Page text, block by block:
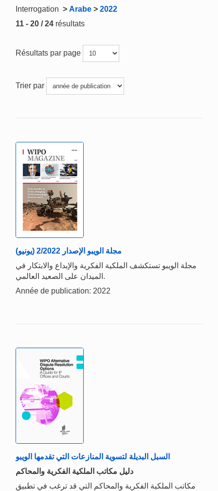
Interrogation > Arabe > 2022
11 - 20 / 24 résultats
Résultats par page
Trier par
مجلة الويبو الإصدار 2/2022 (يونيو)
مجلة الويبو تستكشف الملكية الفكرية والإبداع والابتكار في
الميدان على الصعيد العالمي.
Année de publication: 2022
السبل البديلة لتسوية المنازعات التي تقدمها الويبو
دليل مكاتب الملكية الفكرية والمحاكم
مكاتب الملكية الفكرية والمحاكم التي قد ترغب في تطبيق